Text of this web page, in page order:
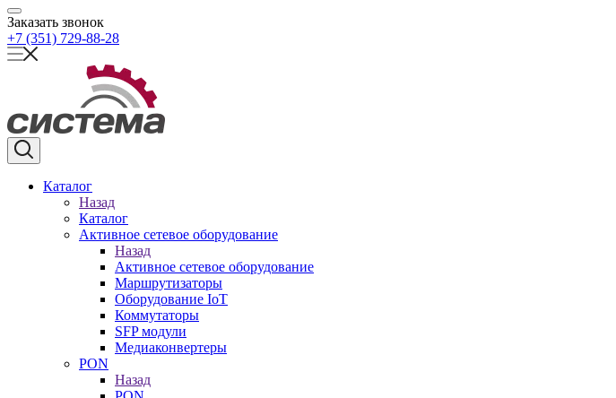
Заказать звонок
+7 (351) 729-88-28
Каталог
Назад
Каталог
Активное сетевое оборудование
Назад
Активное сетевое оборудование
Маршрутизаторы
Оборудование IoT
Коммутаторы
SFP модули
Медиаконвертеры
PON
Назад